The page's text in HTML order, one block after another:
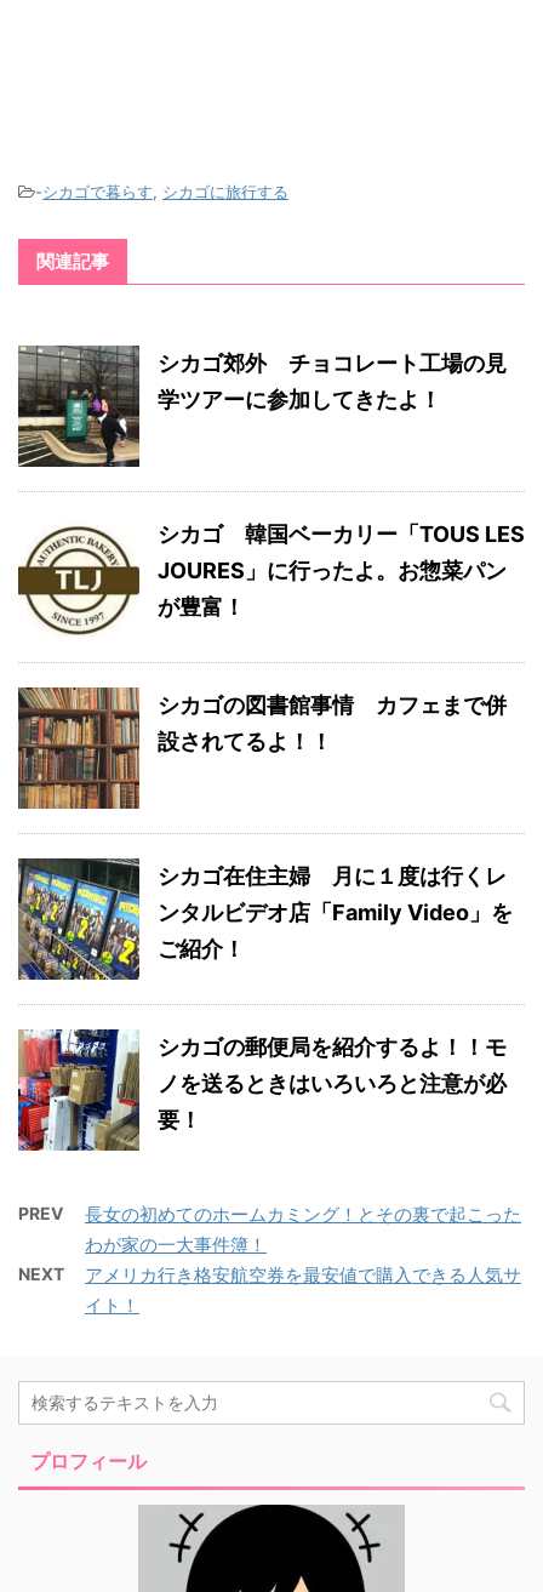
-シカゴで暮らす, シカゴに旅行する
関連記事
シカゴ郊外 チョコレート工場の見
学ツアーに参加してきたよ！
シカゴ 韓国ベーカリー「TOUS LES
JOURES」に行ったよ。お惣菜パン
が豊富！
シカゴの図書館事情 カフェまで併
設されてるよ！！
シカゴ在住主婦 月に１度は行くレ
ンタルビデオ店「Family Video」を
ご紹介！
シカゴの郵便局を紹介するよ！！モ
ノを送るときはいろいろと注意が必
要！
PREV
長女の初めてのホームカミング！とその裏で起こった
わが家の一大事件簿！
NEXT
アメリカ行き格安航空券を最安値で購入できる人気サ
イト！
プロフィール